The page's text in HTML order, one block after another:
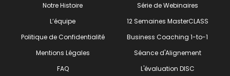
Notre Histoire
L’équipe
Politique de Confidentialité
Mentions Légales
FAQ
Série de Webinaires
12 Semaines MasterCLASS
Business Coaching 1-to-1
Séance d'Alignement
L'évaluation DISC